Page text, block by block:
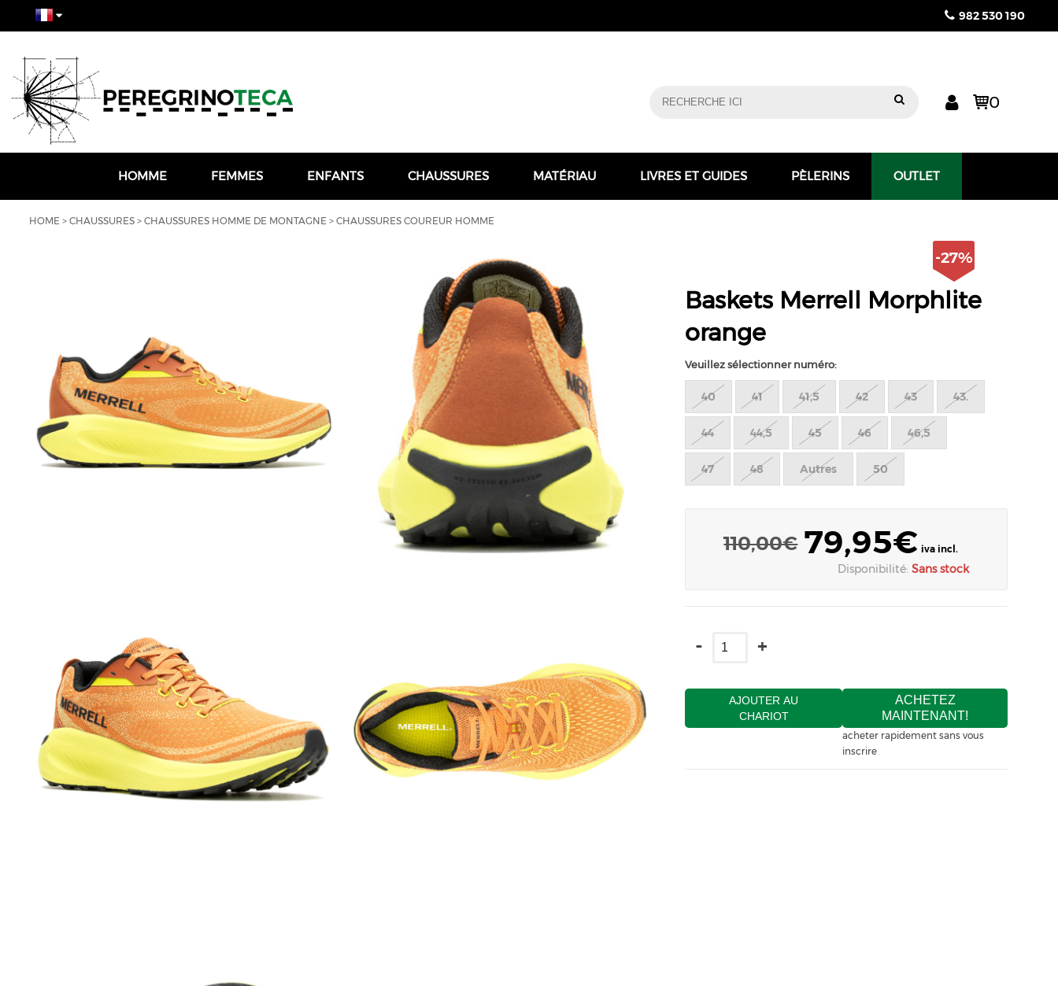
982 530 190
0
HOMME FEMMES ENFANTS CHAUSSURES MATÉRIAU LIVRES ET GUIDES PÈLERINS OUTLET
HOME > CHAUSSURES > CHAUSSURES HOMME DE MONTAGNE > CHAUSSURES COUREUR HOMME
-27%
Baskets Merrell Morphlite
orange
Veuillez sélectionner numéro:
40 41 41,5 42 43 43.
44 44,5 45 46 46,5
47 48 Autres 50
110,00€ 79,95€ iva incl.
Disponibilité: Sans stock
- +
AJOUTER AU
CHARIOT
ACHETEZ
MAINTENANT!
acheter rapidement sans vous
inscrire